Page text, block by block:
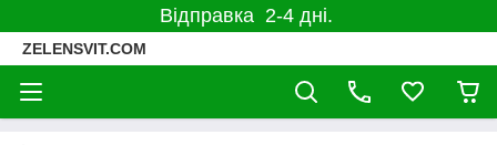
Відправка 2-4 дні.
ZELENSVIT.COM